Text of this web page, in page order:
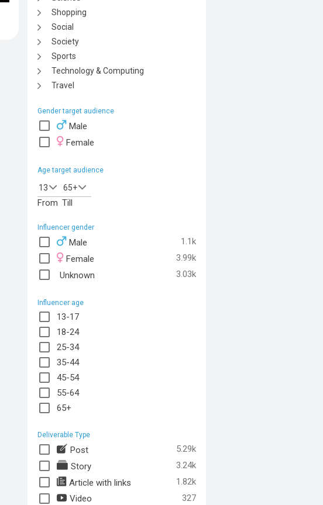
Shopping
Social
Society
Sports
Technology & Computing
Travel
Gender target audience
Male
Female
Age target audience
13
From
65+
Till
Influencer gender
Male
1.1k
Female
3.99k
Unknown
3.03k
Influencer age
13-17
18-24
25-34
35-44
45-54
55-64
65+
Deliverable Type
Post
5.29k
Story
3.24k
Article with links
1.82k
Video
327